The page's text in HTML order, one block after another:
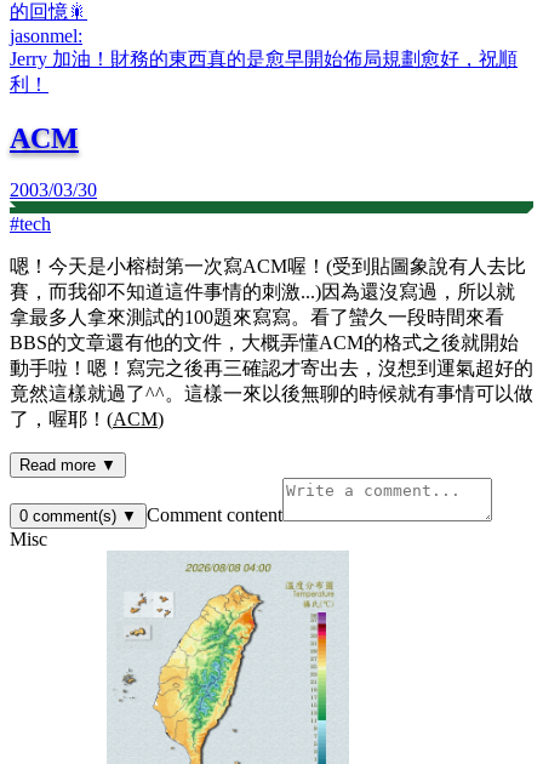
的回憶🎇
jasonmel:
Jerry 加油！財務的東西真的是愈早開始佈局規劃愈好，祝順
利！
ACM
2003/03/30
#tech
嗯！今天是小榕樹第一次寫ACM喔！(受到貼圖象說有人去比
賽，而我卻不知道這件事情的刺激...)因為還沒寫過，所以就
拿最多人拿來測試的100題來寫寫。看了蠻久一段時間來看
BBS的文章還有他的文件，大概弄懂ACM的格式之後就開始
動手啦！嗯！寫完之後再三確認才寄出去，沒想到運氣超好的
竟然這樣就過了^^。這樣一來以後無聊的時候就有事情可以做
了，喔耶！(ACM)
Read more ▼
0 comment(s) ▼
Comment content
Misc